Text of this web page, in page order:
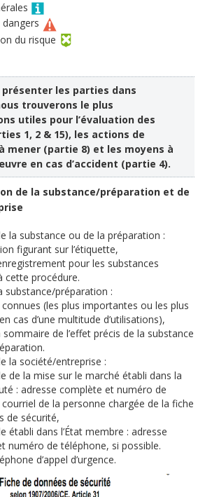
du risque
présenter les parties dans
trouverons le plus
utiles pour l’évaluation des
1, 2 & 15), les actions de
mener (partie 8) et les moyens à
en cas d’accident (partie 4).
de la substance/préparation et de
la substance ou de la préparation :
figurant sur l’étiquette,
pour les substances
cette procédure.
substance/préparation :
(les plus importantes ou les plus
cas d’une multitude d’utilisations),
de l’effet précis de la substance
la société/entreprise :
de la mise sur le marché établi dans la
: adresse complète et numéro de
de la personne chargée de la fiche
de sécurité,
établi dans l’État membre : adresse
numéro de téléphone, si possible.
d’appel d’urgence.